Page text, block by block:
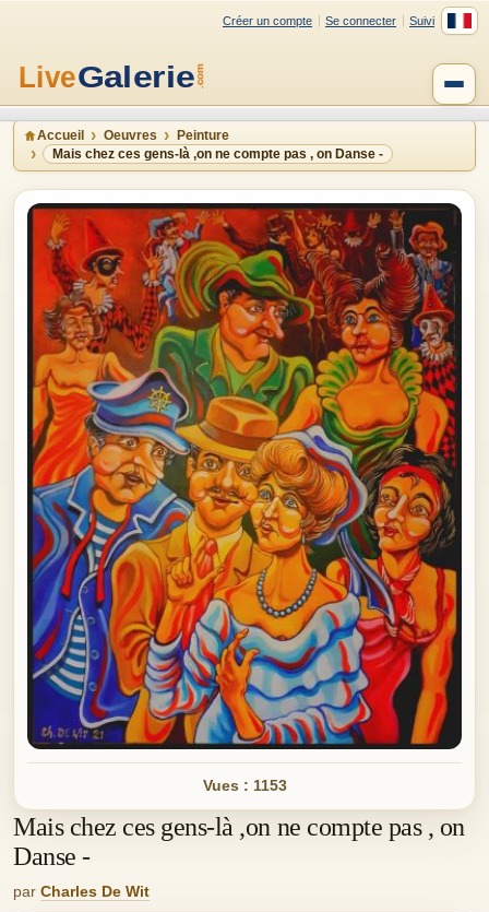
Créer un compte Se connecter Suivi
Accueil Oeuvres
Peinture
Mais chez ces gens-là ,on ne compte pas , on Danse -
Vues : 1153
Mais chez ces gens-là ,on ne compte pas , on
Danse -
par Charles De Wit